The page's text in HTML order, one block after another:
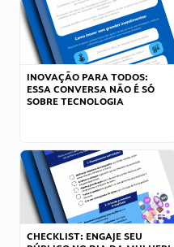
INOVAÇÃO PARA TODOS:
ESSA CONVERSA NÃO É SÓ
SOBRE TECNOLOGIA
CHECKLIST: ENGAJE SEU